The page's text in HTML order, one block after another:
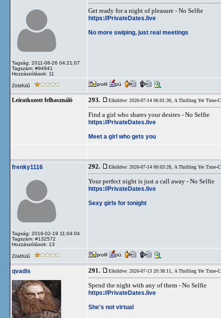
Tagság: 2011-08-26 04:21:07
Tagszám: #94941
Hozzászólások: 11
Get ready for a night of pleasure - No Selfie
https://PrivateDates.live
No more swiping, just real meetings
Zöldfülű
Leíratkozott felhasználó 293. Elküldve: 2026-07-14 06:01:30, A Thrilling Yet Time-
Find a girl who shares your desires - No Selfie
https://PrivateDates.live
Meet a girl who gets you
frenky1116
Tagság: 2016-02-19 11:04:04
Tagszám: #132572
Hozzászólások: 13
292. Elküldve: 2026-07-14 00:03:28, A Thrilling Yet Time-
Your perfect night is just a call away - No Selfie
https://PrivateDates.live
Sexy girls for tonight
Zöldfülű
qvadis 291. Elküldve: 2026-07-13 20:38:11, A Thrilling Yet Time-
Spend the night with any of them - No Selfie
https://PrivateDates.live
She's not virtual